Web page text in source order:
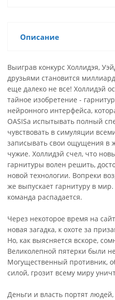
Описание
Выиграв конкурс Холлидэя,
друзьями становится
еще далеко не все! Холлидэй
тайное изобретение -
нейронного интерфейса,
OASISа испытывать полный
чувствовать в симуляции
записывать свои ощущения в
чужие. Холлидэй счел, что
гарнитуры волен решить,
новой технологии. Вопреки
же выпускает гарнитуру в
команда распадается.
Через некоторое время на
новая загадка, к охоте за
Но, как выясняется вскоре,
Великолепной пятерки были
Могущественный противник,
силой, грозит всему миру
Деньги и власть портят